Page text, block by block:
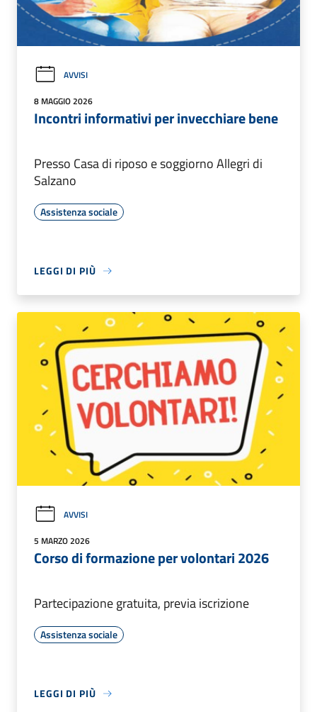
AVVISI
8 MAGGIO 2026
Incontri informativi per invecchiare bene
Presso Casa di riposo e soggiorno Allegri di
Salzano
Assistenza sociale
LEGGI DI PIÙ
AVVISI
5 MARZO 2026
Corso di formazione per volontari 2026
Partecipazione gratuita, previa iscrizione
Assistenza sociale
LEGGI DI PIÙ